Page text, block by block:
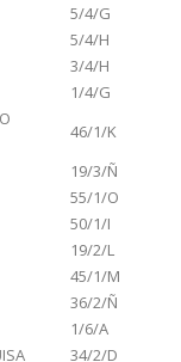
5/4/G
5/4/H
3/4/H
1/4/G
46/1/K
19/3/Ñ
55/1/O
50/1/I
19/2/L
45/1/M
36/2/Ñ
1/6/A
34/2/D